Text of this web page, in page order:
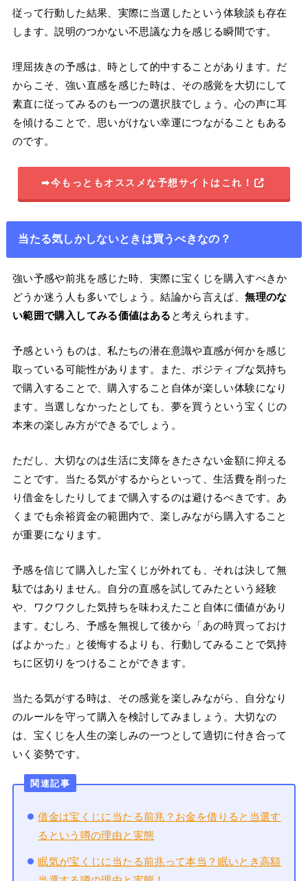
従って行動した結果、実際に当選したという体験談も存在
します。説明のつかない不思議な力を感じる瞬間です。
理屈抜きの予感は、時として的中することがあります。だ
からこそ、強い直感を感じた時は、その感覚を大切にして
素直に従ってみるのも一つの選択肢でしょう。心の声に耳
を傾けることで、思いがけない幸運につながることもある
のです。
➡今もっともオススメな予想サイトはこれ！
当たる気しかしないときは買うべきなの？
強い予感や前兆を感じた時、実際に宝くじを購入すべきか
どうか迷う人も多いでしょう。結論から言えば、無理のな
い範囲で購入してみる価値はある と考えられます。
予感というものは、私たちの潜在意識や直感が何かを感じ
取っている可能性があります。また、ポジティブな気持ち
で購入することで、購入すること自体が楽しい体験になり
ます。当選しなかったとしても、夢を買うという宝くじの
本来の楽しみ方ができるでしょう。
ただし、大切なのは生活に支障をきたさない金額に抑える
ことです。当たる気がするからといって、生活費を削った
り借金をしたりしてまで購入するのは避けるべきです。あ
くまでも余裕資金の範囲内で、楽しみながら購入すること
が重要になります。
予感を信じて購入した宝くじが外れても、それは決して無
駄ではありません。自分の直感を試してみたという経験
や、ワクワクした気持ちを味わえたこと自体に価値があり
ます。むしろ、予感を無視して後から「あの時買っておけ
ばよかった」と後悔するよりも、行動してみることで気持
ちに区切りをつけることができます。
当たる気がする時は、その感覚を楽しみながら、自分なり
のルールを守って購入を検討してみましょう。大切なの
は、宝くじを人生の楽しみの一つとして適切に付き合って
いく姿勢です。
関連記事
借金は宝くじに当たる前兆？お金を借りると当選す
るという噂の理由と実態
眠気が宝くじに当たる前兆って本当？眠いとき高額